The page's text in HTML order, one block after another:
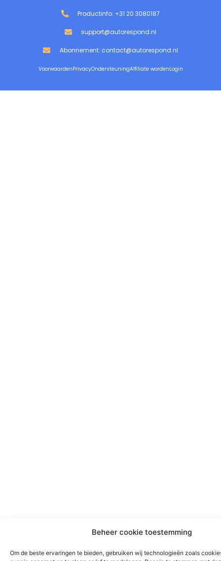
Beheer cookie toestemming
Om de beste ervaringen te bieden, gebruiken wij technologieën zoals
Productinfo: +31 20 3080187
support@autorespond.nl
Abonnement: contact@autorespond.nl
VoorwaardenPrivacyOndersteuningAffiliate wordenLogin